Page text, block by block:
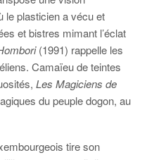
le plasticien a vécu et
et bistres mimant l’éclat
(1991) rappelle les
Camaïeu de teintes
Les Magiciens de
du peuple dogon, au
tire son